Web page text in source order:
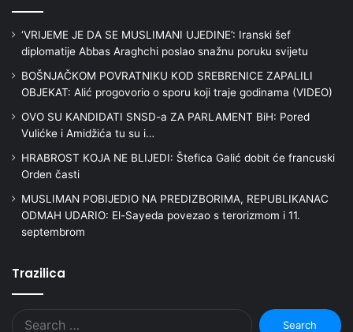
‘VRIJEME JE DA SE MUSLIMANI UJEDINE’: Iranski šef
diplomatije Abbas Araghchi poslao snažnu poruku svijetu
BOŠNJAČKOM POVRATNIKU KOD SREBRENICE ZAPALILI
OBJEKAT: Alić progovorio o sporu koji traje godinama (VIDEO)
OVO SU KANDIDATI SNSD-a ZA PARLAMENT BiH: Pored
Vulićke i Amidžića tu su i…
HRABROST KOJA NE BLIJEDI: Štefica Galić dobit će francuski
Orden časti
MUSLIMAN POBIJEDIO NA PREDIZBORIMA, REPUBLIKANAC
ODMAH UDARIO: El-Sayeda povezao s terorizmom i 11.
septembrom
Trazilica
Search